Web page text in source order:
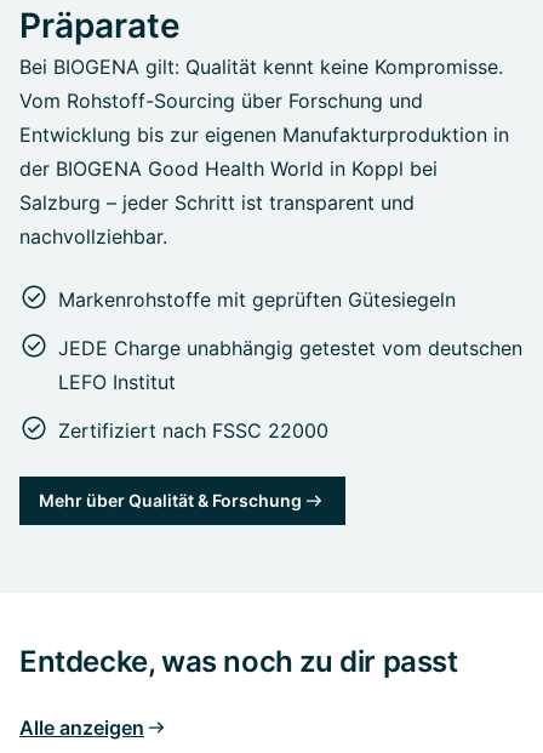
Präparate
Bei BIOGENA gilt: Qualität kennt keine Kompromisse.
Vom Rohstoff-Sourcing über Forschung und
Entwicklung bis zur eigenen Manufakturproduktion in
der BIOGENA Good Health World in Koppl bei
Salzburg – jeder Schritt ist transparent und
nachvollziehbar.
Markenrohstoffe mit geprüften Gütesiegeln
JEDE Charge unabhängig getestet vom deutschen
LEFO Institut
Zertifiziert nach FSSC 22000
Mehr über Qualität & Forschung
Entdecke, was noch zu dir passt
Alle anzeigen